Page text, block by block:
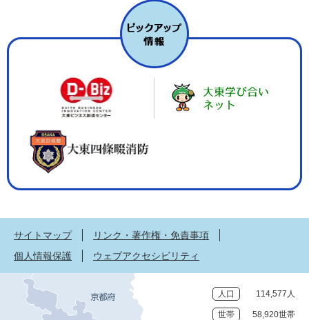
サイトマップ
リンク・著作権・免責事項
個人情報保護
ウェブアクセシビリティ
人口 114,577人
世帯 58,920世帯